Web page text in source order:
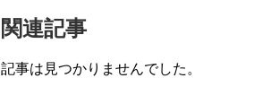
関連記事
記事は見つかりませんでした。